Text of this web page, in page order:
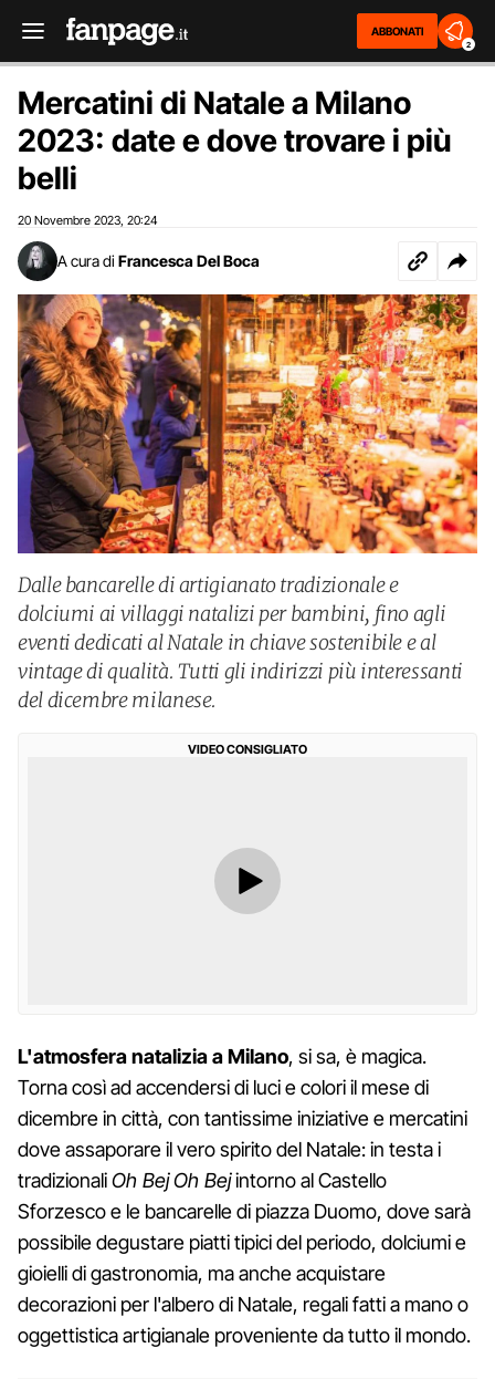
ABBONATI
2
Mercatini di Natale a Milano
2023: date e dove trovare i più
belli
20 Novembre 2023 20:24
A cura di Francesca Del Boca
Dalle bancarelle di artigianato tradizionale e
dolciumi ai villaggi natalizi per bambini, fino agli
eventi dedicati al Natale in chiave sostenibile e al
vintage di qualità. Tutti gli indirizzi più interessanti
del dicembre milanese.
VIDEO CONSIGLIATO
L'atmosfera natalizia a Milano, si sa, è magica.
Torna così ad accendersi di luci e colori il mese di
dicembre in città, con tantissime iniziative e mercatini
dove assaporare il vero spirito del Natale: in testa i
tradizionaliOh Bej Oh Bejintorno al Castello
Sforzesco e le bancarelle di piazza Duomo, dove sarà
possibile degustare piatti tipici del periodo, dolciumi e
gioielli di gastronomia, ma anche acquistare
decorazioni per l'albero di Natale, regali fatti a mano o
oggettistica artigianale proveniente da tutto il mondo.